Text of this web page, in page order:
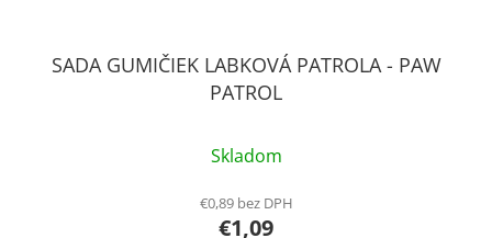
SADA GUMIČIEK LABKOVÁ PATROLA - PAW
PATROL
Skladom
€0,89 bez DPH
€1,09